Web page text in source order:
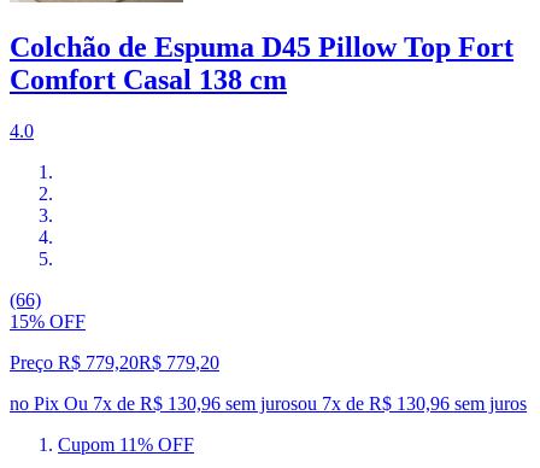
Colchão de Espuma D45 Pillow Top Fort
Comfort Casal 138 cm
4.0
(66)
15% OFF
Preço R$ 779,20R$ 779,20
no Pix Ou 7x de R$ 130,96 sem jurosou 7x de R$ 130,96 sem juros
Cupom 11% OFF